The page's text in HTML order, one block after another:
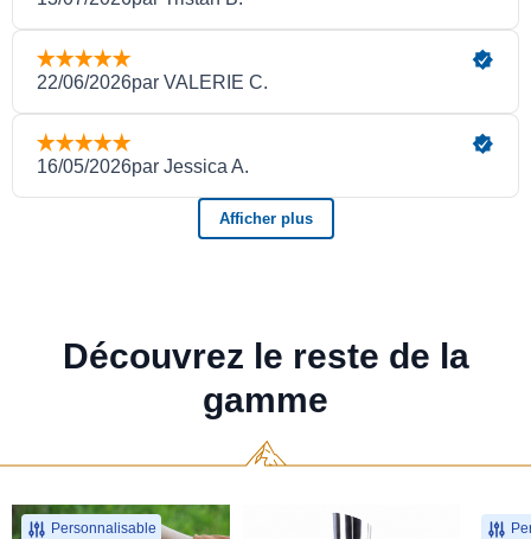
Découvrez le reste de la
gamme
Personnalisable